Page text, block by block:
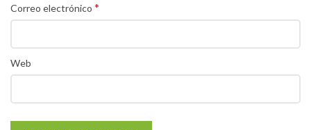
Correo electrónico *
Web